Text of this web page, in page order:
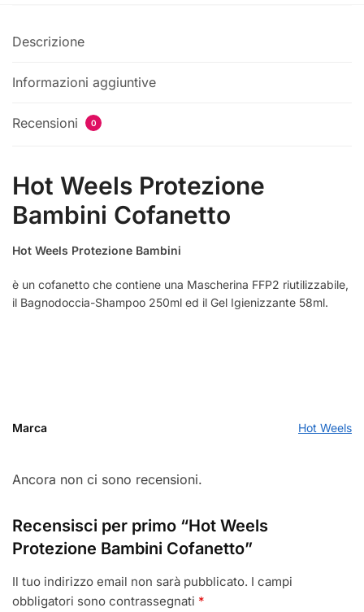
Descrizione
Informazioni aggiuntive
Recensioni 0
Hot Weels Protezione
Bambini Cofanetto
Hot Weels Protezione Bambini
è un cofanetto che contiene una Mascherina FFP2 riutilizzabile,
il Bagnodoccia-Shampoo 250ml ed il Gel Igienizzante 58ml.
Marca Hot Weels
Ancora non ci sono recensioni.
Recensisci per primo “Hot Weels
Protezione Bambini Cofanetto”
Il tuo indirizzo email non sarà pubblicato. I campi
obbligatori sono contrassegnati *